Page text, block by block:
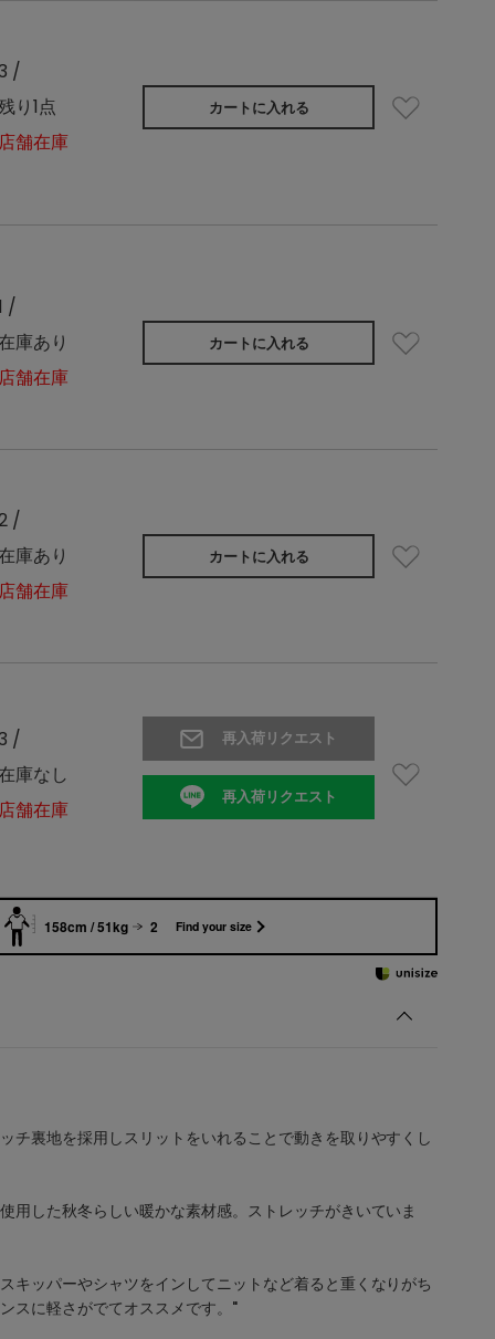
/
り1点
舗在庫
カートに入れる
/
庫あり
舗在庫
カートに入れる
/
庫あり
舗在庫
カートに入れる
/
庫なし
舗在庫
再入荷リクエスト
再入荷リクエスト
158cm / 51kg 2 Find your size
チ裏地を採用しスリットをいれることで動きを取りやすくし
用した秋冬らしい暖かな素材感。ストレッチがきいていま
キッパーやシャツをインしてニットなど着ると重くなりがち
スに軽さがでてオススメです。"